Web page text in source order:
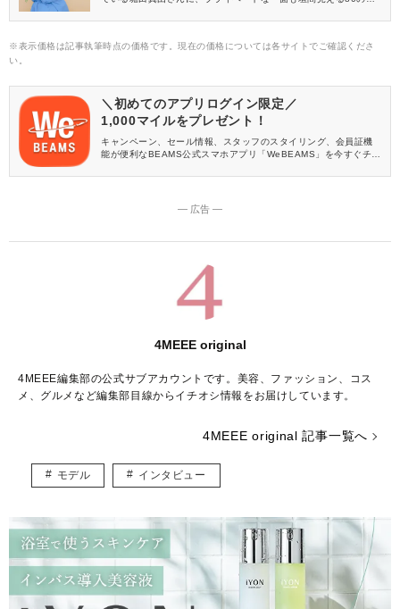
※表示価格は記事執筆時点の価格です。現在の価格については各サイトでご確認くださ
い。
＼初めてのアプリログイン限定／
1,000マイルをプレゼント！
キャンペーン、セール情報、スタッフのスタイリング、会員証機
能が便利なBEAMS公式スマホアプリ「WeBEAMS」を今すぐチェ
― 広告 ―
4MEEE original
4MEEE編集部の公式サブアカウントです。美容、ファッション、コス
メ、グルメなど編集部目線からイチオシ情報をお届けしています。
4MEEE original 記事一覧へ
モデル インタビュー